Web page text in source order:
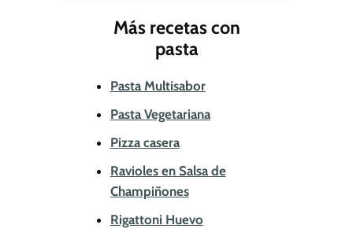
Más recetas con
pasta
Pasta Multisabor
Pasta Vegetariana
Pizza casera
Ravioles en Salsa de
Champiñones
Rigattoni Huevo